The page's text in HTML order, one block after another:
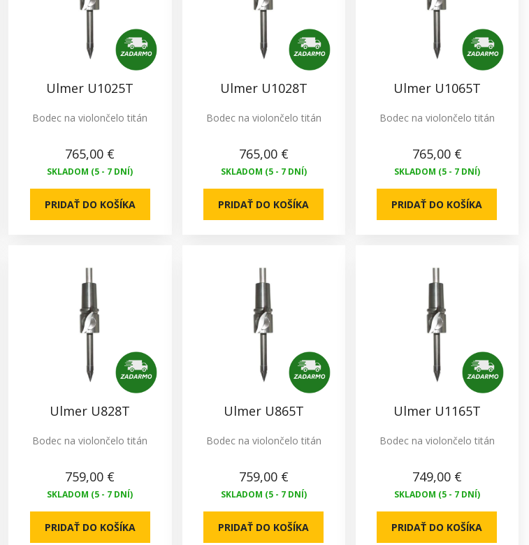
Ulmer U1025T
Bodec na violončelo titán
765,00 €
SKLADOM (5 - 7 DNÍ)
PRIDAŤ DO KOŠÍKA
Ulmer U1028T
Bodec na violončelo titán
765,00 €
SKLADOM (5 - 7 DNÍ)
PRIDAŤ DO KOŠÍKA
Ulmer U1065T
Bodec na violončelo titán
765,00 €
SKLADOM (5 - 7 DNÍ)
PRIDAŤ DO KOŠÍKA
Ulmer U828T
Bodec na violončelo titán
759,00 €
SKLADOM (5 - 7 DNÍ)
PRIDAŤ DO KOŠÍKA
Ulmer U865T
Bodec na violončelo titán
759,00 €
SKLADOM (5 - 7 DNÍ)
PRIDAŤ DO KOŠÍKA
Ulmer U1165T
Bodec na violončelo titán
749,00 €
SKLADOM (5 - 7 DNÍ)
PRIDAŤ DO KOŠÍKA